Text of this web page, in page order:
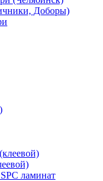
Доборы)
ламинат